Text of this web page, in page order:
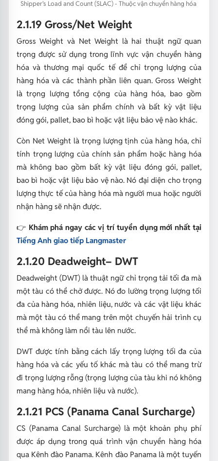
Shipper's Load and Count (SLAC) - Thuộc vận chuyển hàng hóa
2.1.19 Gross/Net Weight
Gross Weight và Net Weight là hai thuật ngữ quan
trọng được sử dụng trong lĩnh vực vận chuyển hàng
hóa và thương mại quốc tế để chỉ trọng lượng của
hàng hóa và các thành phần liên quan. Gross Weight
là trọng lượng tổng cộng của hàng hóa, bao gồm
trọng lượng của sản phẩm chính và bất kỳ vật liệu
đóng gói, pallet, bao bì hoặc vật liệu bảo vệ nào khác.
Còn Net Weight là trọng lượng tịnh của hàng hóa, chỉ
tính trọng lượng của chính sản phẩm hoặc hàng hóa
mà không bao gồm bất kỳ vật liệu đóng gói, pallet,
bao bì hoặc vật liệu bảo vệ nào. Nó đại diện cho trọng
lượng thực tế của hàng hóa mà người mua hoặc người
nhận hàng sẽ nhận được.
👉 Khám phá ngay các vị trí tuyển dụng mới nhất tại
Tiếng Anh giao tiếp Langmaster
2.1.20 Deadweight– DWT
Deadweight (DWT) là thuật ngữ chỉ trọng tải tối đa mà
một tàu có thể chở được. Nó đo lường trọng lượng tối
đa của hàng hóa, nhiên liệu, nước và các vật liệu khác
mà một tàu có thể mang trên một chuyến hải trình cụ
thể mà không làm nổi tàu lên nước.
DWT được tính bằng cách lấy trọng lượng tối đa của
hàng hóa và các yếu tố khác mà tàu có thể mang trừ
đi trọng lượng rỗng (trọng lượng của tàu khi nó không
mang hàng hóa, nhiên liệu và nước).
2.1.21 PCS (Panama Canal Surcharge)
CS (Panama Canal Surcharge) là một khoản phụ phí
được áp dụng trong quá trình vận chuyển hàng hóa
qua Kênh đào Panama. Kênh đào Panama là một tuyến